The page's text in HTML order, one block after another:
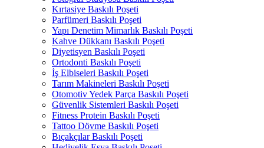
Kırtasiye Baskılı Poşeti
Parfümeri Baskılı Poşeti
Yapı Denetim Mimarlık Baskılı Poşeti
Kahve Dükkanı Baskılı Poşeti
Diyetisyen Baskılı Poşeti
Ortodonti Baskılı Poşeti
İş Elbiseleri Baskılı Poşeti
Tarım Makineleri Baskılı Poşeti
Otomotiv Yedek Parça Baskılı Poşeti
Güvenlik Sistemleri Baskılı Poşeti
Fitness Protein Baskılı Poşeti
Tattoo Dövme Baskılı Poşeti
Bıçakçılar Baskılı Poşeti